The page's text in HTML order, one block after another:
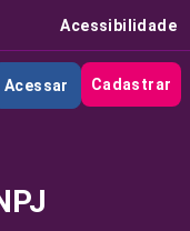
Acessibilidade
Acessar Cadastrar